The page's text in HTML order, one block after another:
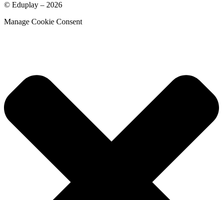
© Eduplay – 2026
Manage Cookie Consent